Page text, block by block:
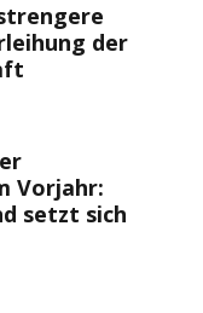
der
Vorjahr:
setzt sich